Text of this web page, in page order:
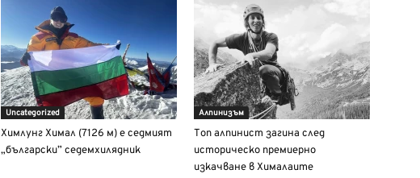
Uncategorized
Химлунг Химал (7126 м) e седмият
„български” седемхилядник
Алпинизъм
Топ алпинист загина след
историческо премиерно
изкачване в Хималаите